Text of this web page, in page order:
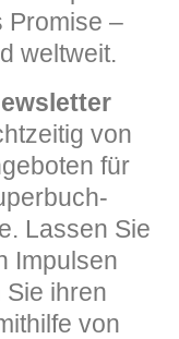
Promise –
weltweit.
von
für
Lassen Sie
Impulsen
ihren
von